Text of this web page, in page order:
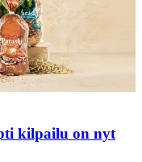
kilpailu on nyt